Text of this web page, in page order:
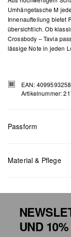
Umhängetasche M
Innenaufteilung bietet
übersichtlich. Ob
Crossbody – Tavia
lässige Note in jeden
EAN:
Artikelnummer:
Passform
H x B x T (cm):
Material & Pflege
UND